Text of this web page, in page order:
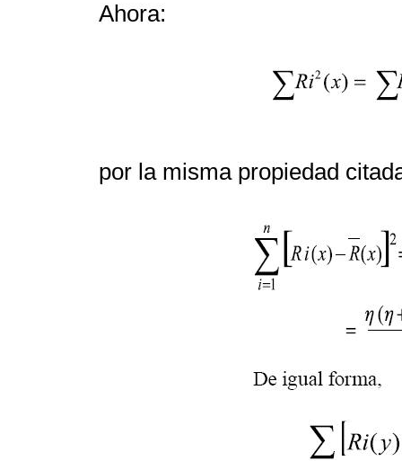
Ahora:
por la misma propiedad